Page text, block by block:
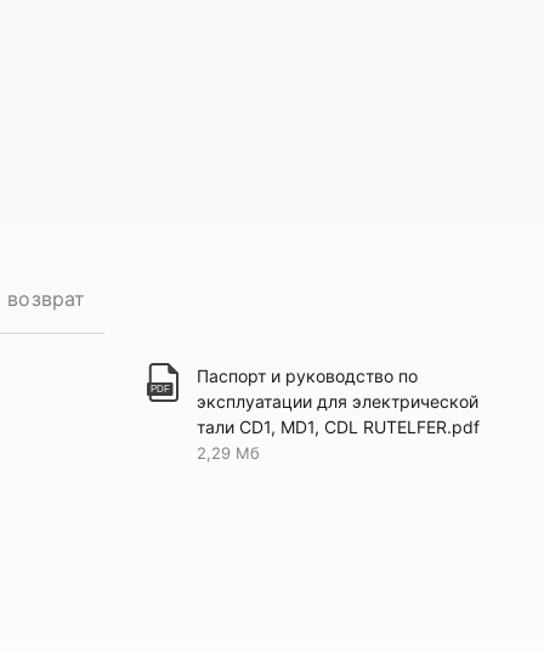
Паспорт и руководство по
эксплуатации для электрической
тали CD1, MD1, CDL RUTELFER.pdf
2,29 Мб